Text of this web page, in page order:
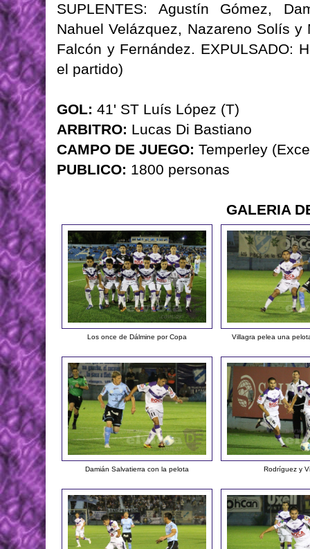
SUPLENTES: Agustín Gómez,
Nahuel Velázquez, Nazareno Solís y
Falcón y Fernández. EXPULSADO:
el partido)
GOL: 41' ST Luís López (T)
ARBITRO: Lucas Di Bastiano
CAMPO DE JUEGO: Temperley
PUBLICO: 1800 personas
GALERIA
Los once de Dálmine por Copa Villagra pelea una
Damián Salvatierra con la pelota Rodríguez y